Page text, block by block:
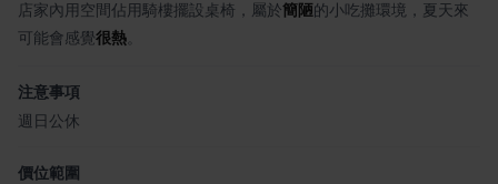
店家內用空間佔用騎樓擺設桌椅，屬於簡陋的小吃攤環境，夏天來
可能會感覺很熱
注意事項
週日公休
價位範圍